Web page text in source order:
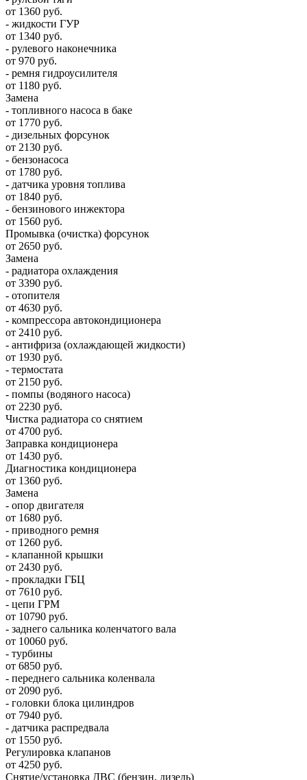
от 1360 руб.
- жидкости ГУР
от 1340 руб.
- рулевого наконечника
от 970 руб.
- ремня гидроусилителя
от 1180 руб.
Замена
- топливного насоса в баке
от 1770 руб.
- дизельных форсунок
от 2130 руб.
- бензонасоса
от 1780 руб.
- датчика уровня топлива
от 1840 руб.
- бензинового инжектора
от 1560 руб.
Промывка (очистка) форсунок
от 2650 руб.
Замена
- радиатора охлаждения
от 3390 руб.
- отопителя
от 4630 руб.
- компрессора автокондиционера
от 2410 руб.
- антифриза (охлаждающей жидкости)
от 1930 руб.
- термостата
от 2150 руб.
- помпы (водяного насоса)
от 2230 руб.
Чистка радиатора со снятием
от 4700 руб.
Заправка кондиционера
от 1430 руб.
Диагностика кондиционера
от 1360 руб.
Замена
- опор двигателя
от 1680 руб.
- приводного ремня
от 1260 руб.
- клапанной крышки
от 2430 руб.
- прокладки ГБЦ
от 7610 руб.
- цепи ГРМ
от 10790 руб.
- заднего сальника коленчатого вала
от 10060 руб.
- турбины
от 6850 руб.
- переднего сальника коленвала
от 2090 руб.
- головки блока цилиндров
от 7940 руб.
- датчика распредвала
от 1550 руб.
Регулировка клапанов
от 4250 руб.
Снятие/установка ДВС (бензин, дизель)